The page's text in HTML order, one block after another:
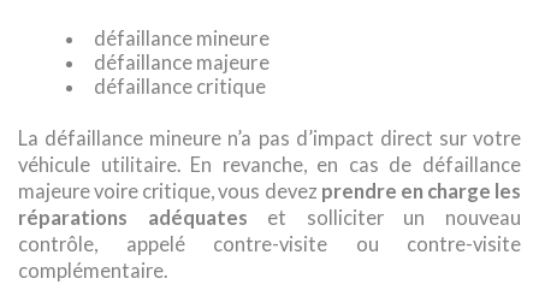
défaillance mineure
défaillance majeure
défaillance critique
La défaillance mineure n’a pas d’impact direct sur votre
véhicule utilitaire. En revanche, en cas de défaillance
majeure voire critique, vous devez prendre en charge les
réparations adéquates et solliciter un nouveau
contrôle, appelé contre-visite ou contre-visite
complémentaire.